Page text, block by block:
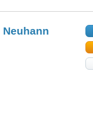
Neuhann